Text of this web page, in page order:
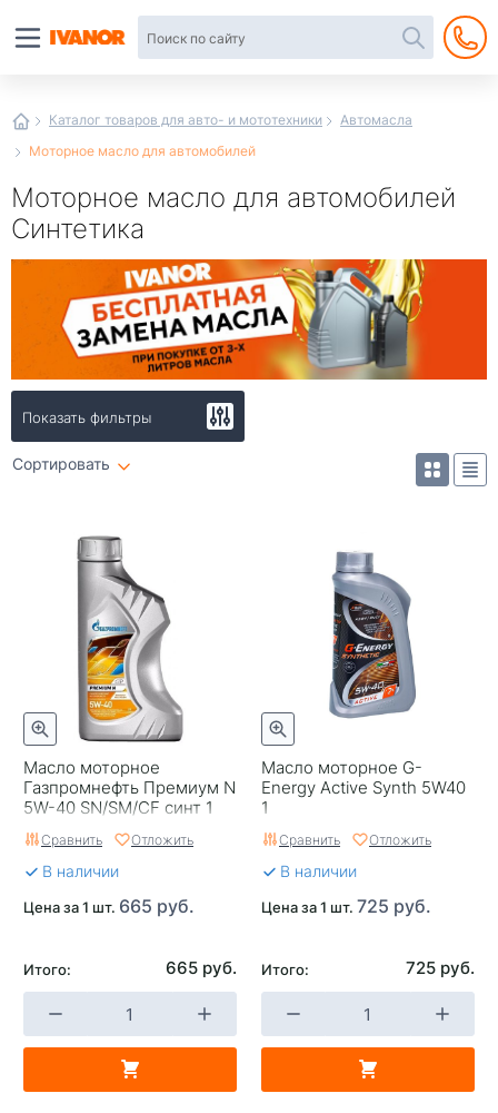
Каталог товаров для авто- и мототехники
Автомасла
Моторное масло для автомобилей
Моторное масло для автомобилей
Синтетика
Показать фильтры
Сортировать
Масло моторное
Газпромнефть Премиум N
5W-40 SN/SM/CF синт 1
Россия
Сравнить Отложить
В наличии
Цена за 1 шт. 665 руб.
Итого: 665 руб.
Масло моторное G-
Energy Active Synth 5W40
1
Сравнить Отложить
В наличии
Цена за 1 шт. 725 руб.
Итого: 725 руб.
интернет-